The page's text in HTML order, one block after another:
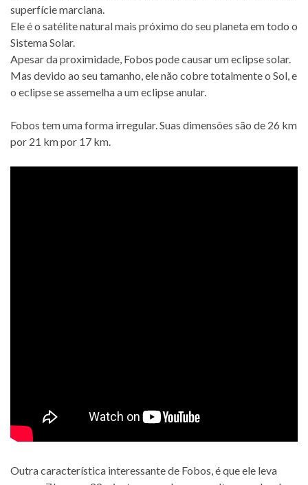
superfície marciana.
Ele é o satélite natural mais próximo do seu planeta em todo o
Sistema Solar.
Apesar da proximidade, Fobos pode causar um eclipse solar.
Mas devido ao seu tamanho, ele não cobre totalmente o Sol, e
o eclipse se assemelha a um eclipse anular.
Fobos tem uma forma irregular. Suas dimensões são de 26 km
por 21 km por 17 km.
Outra característica interessante de Fobos, é que ele leva